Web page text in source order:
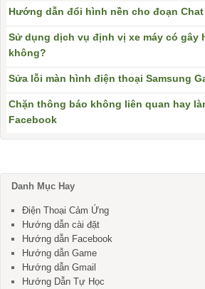
Hướng dẫn đổi hình nền cho đoạn
Sử dụng dịch vụ định vị xe máy có gây
không?
Sửa lỗi màn hình điện thoại Samsung
Chặn thông báo không liên quan hay
Facebook
Danh Mục Hay
Điện Thoại Cảm Ứng
Hướng dẫn cài đặt
Hướng dẫn Facebook
Hướng dẫn Game
Hướng dẫn Gmail
Hướng Dẫn Tự Học